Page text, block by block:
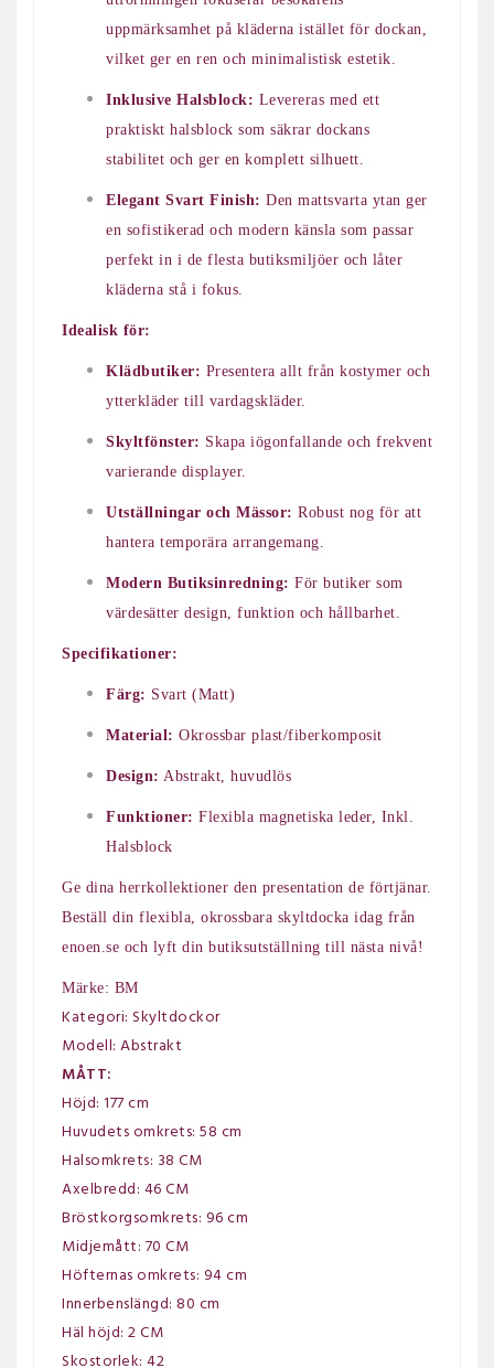
uppmärksamhet på kläderna istället för dockan,
vilket ger en ren och minimalistisk estetik.
Inklusive Halsblock: Levereras med ett
praktiskt halsblock som säkrar dockans
stabilitet och ger en komplett silhuett.
Elegant Svart Finish: Den mattsvarta ytan ger
en sofistikerad och modern känsla som passar
perfekt in i de flesta butiksmiljöer och låter
kläderna stå i fokus.
Idealisk för:
Klädbutiker: Presentera allt från kostymer och
ytterkläder till vardagskläder.
Skyltfönster: Skapa iögonfallande och frekvent
varierande displayer.
Utställningar och Mässor: Robust nog för att
hantera temporära arrangemang.
Modern Butiksinredning: För butiker som
värdesätter design, funktion och hållbarhet.
Specifikationer:
Färg: Svart (Matt)
Material: Okrossbar plast/fiberkomposit
Design: Abstrakt, huvudlös
Funktioner: Flexibla magnetiska leder, Inkl.
Halsblock
Ge dina herrkollektioner den presentation de förtjänar.
Beställ din flexibla, okrossbara skyltdocka idag från
enoen.se och lyft din butiksutställning till nästa nivå!
Märke: BM
Kategori: Skyltdockor
Modell: Abstrakt
MÅTT:
Höjd: 177 cm
Huvudets omkrets: 58 cm
Halsomkrets: 38 CM
Axelbredd: 46 CM
Bröstkorgsomkrets: 96 cm
Midjemått: 70 CM
Höfternas omkrets: 94 cm
Innerbenslängd: 80 cm
Häl höjd: 2 CM
Skostorlek: 42